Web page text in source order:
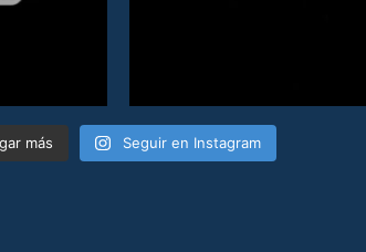
más Seguir en Instagram